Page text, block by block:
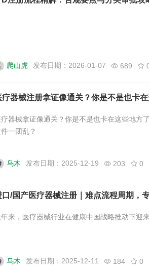
爬山虎 发布日期：2026-01-07 689
疗器械注册拿证像通关？你是不是也卡
疗器械拿证像通关？你是不是也卡在这些地方
一团乱？
乌木 发布日期：2025-12-19 203 0
口/国产医疗器械注册｜难点流程周期，
来，医疗器械行业在健康中国战略推动下迎
乌木 发布日期：2025-12-11 184 0